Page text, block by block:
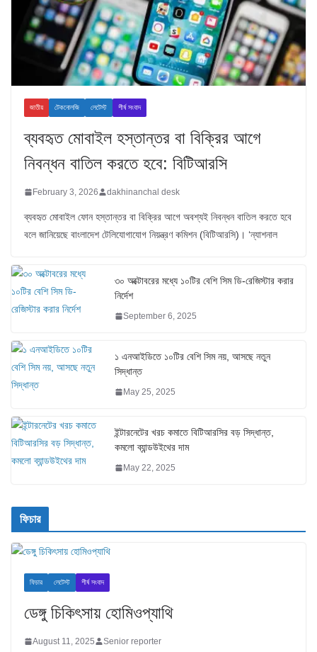
জাতীয় টেকনোলজি লেটেস্ট শীর্ষ সংবাদ
ব্যবহৃত মোবাইল হস্তান্তর বা বিক্রির আগে
নিবন্ধন বাতিল করতে হবে: বিটিআরসি
February 3, 2026 dakhinanchal desk
ব্যবহৃত মোবাইল ফোন হস্তান্তর বা বিক্রির আগে অবশ্যই নিবন্ধন বাতিল করতে হবে
বলে জানিয়েছে বাংলাদেশ টেলিযোগাযোগ নিয়ন্ত্রণ কমিশন (বিটিআরসি)। ‘ন্যাশনাল
৩০ অক্টোবরের মধ্যে ১০টির বেশি সিম ডি-রেজিস্টার করার
নির্দেশ
September 6, 2025
১ এনআইডিতে ১০টির বেশি সিম নয়, আসছে নতুন
সিদ্ধান্ত
May 25, 2025
ইন্টারনেটের খরচ কমাতে বিটিআরসির বড় সিদ্ধান্ত,
কমলো ব্যান্ডউইথের দাম
May 22, 2025
ফিচার
ফিচার লেটেস্ট শীর্ষ সংবাদ
ডেঙ্গু চিকিৎসায় হোমিওপ্যাথি
August 11, 2025 Senior reporter